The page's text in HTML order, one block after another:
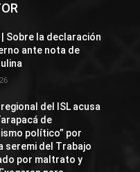
Sobre la declaración
ante nota de
del ISL acusa
de
político” por
seremi del Trabajo
por maltrato y